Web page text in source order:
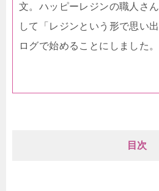
文。ハッピーレジンの職人さ
して「レジンという形で思い
ログで始めることにしました。
目次